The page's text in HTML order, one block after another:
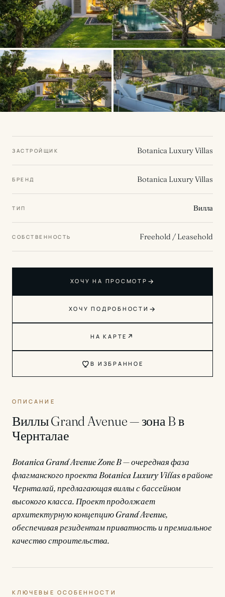
ЗАСТРОЙЩИК Botanica Luxury Villas
БРЕНД Botanica Luxury Villas
ТИП Вилла
СОБСТВЕННОСТЬ Freehold / Leasehold
ХОЧУ НА ПРОСМОТР →
ХОЧУ ПОДРОБНОСТИ →
НА КАРТЕ ↗
В ИЗБРАННОЕ
ОПИСАНИЕ
Виллы Grand Avenue — зона B в
Чернталае
Botanica Grand Avenue Zone B — очередная фаза
флагманского проекта Botanica Luxury Villas в районе
Чернталай, предлагающая виллы с бассейном
высокого класса. Проект продолжает
архитектурную концепцию Grand Avenue,
обеспечивая резидентам приватность и премиальное
качество строительства.
КЛЮЧЕВЫЕ ОСОБЕННОСТИ